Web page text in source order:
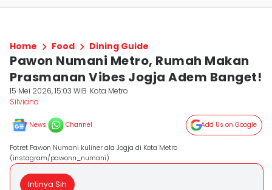
Home Food Dining Guide
Pawon Numani Metro, Rumah Makan
Prasmanan Vibes Jogja Adem Banget!
15 Mei 2026, 15:03 WIB Kota Metro
Silviana
News Channel Add Us on Google
Potret Pawon Numani kuliner ala Jogja di Kota Metro
(instagram/pawonn_numani)
Intinya Sih